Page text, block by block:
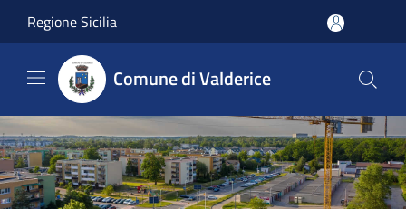
Regione Sicilia
Comune di Valderice